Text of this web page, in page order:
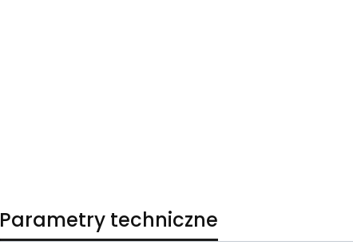
Parametry techniczne